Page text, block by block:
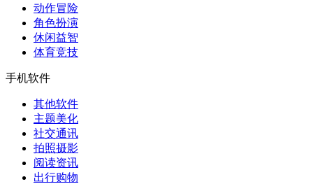
动作冒险
角色扮演
休闲益智
体育竞技
手机软件
其他软件
主题美化
社交通讯
拍照摄影
阅读资讯
出行购物